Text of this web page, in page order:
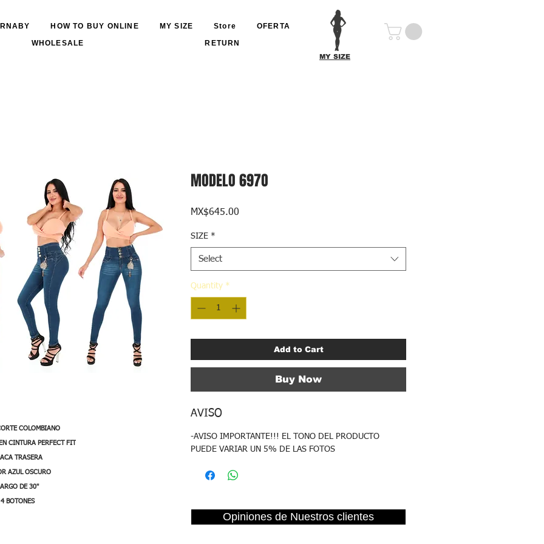
HOW TO BUY ONLINE MY SIZE Store
OFERTA
WHOLESALE
RETURN
MY SIZE
COLOMBIANO
CINTURA PERFECT FIT
TRASERA
AZUL OSCURO
DE 30"
4 BOTONES
MODELO 697O
MX$645.00
SIZE *
Select
Quantity *
Add to Cart
Buy Now
AVISO
-AVISO IMPORTANTE!!! EL TONO DEL PRODUCTO
PUEDE VARIAR UN 5% DE LAS FOTOS
Opiniones de Nuestros clientes